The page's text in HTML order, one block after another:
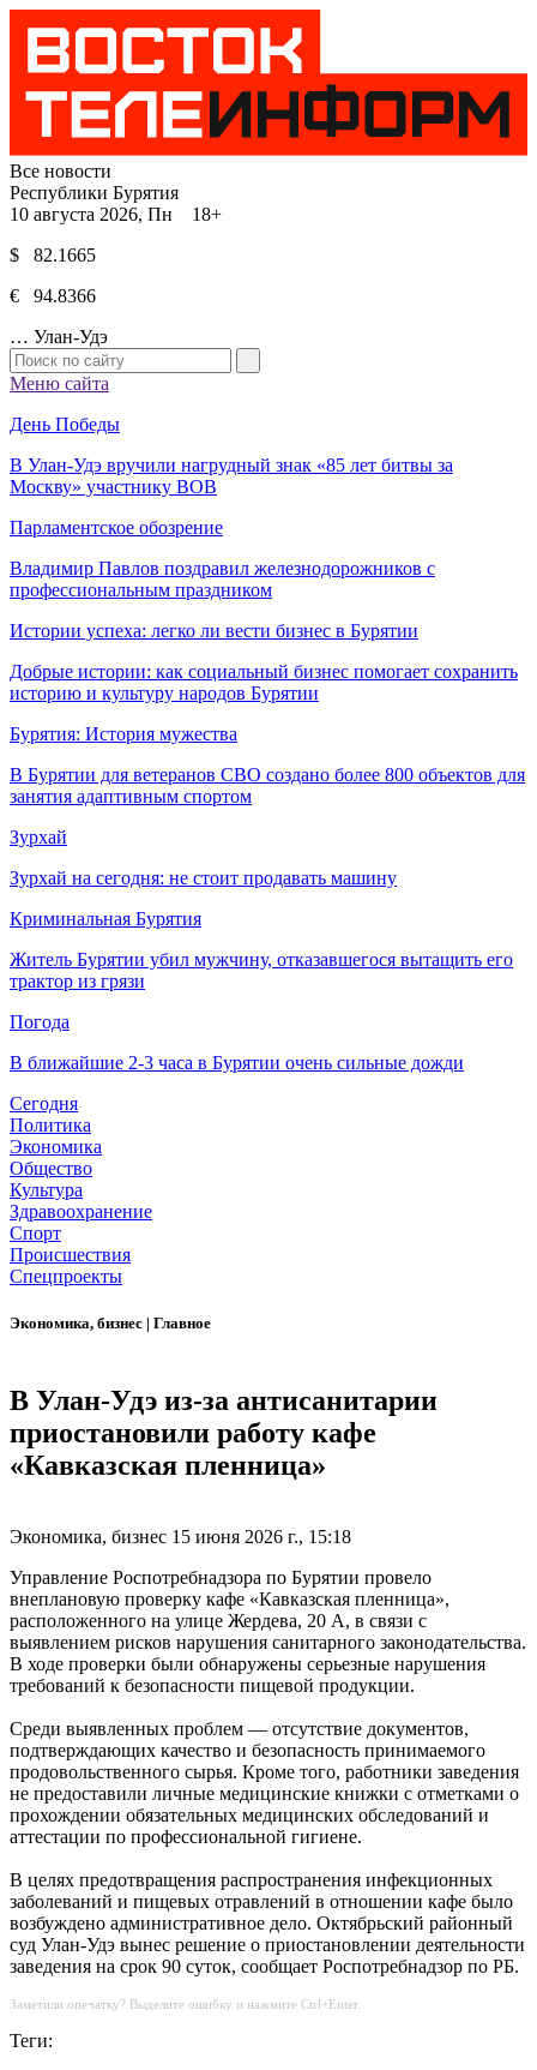
Все новости
Республики Бурятия
10 августа 2026, Пн 18+
$ 82.1665
€ 94.8366
… Улан-Удэ
Меню сайта
День Победы
В Улан-Удэ вручили нагрудный знак «85 лет битвы за
Москву» участнику ВОВ
Парламентское обозрение
Владимир Павлов поздравил железнодорожников с
профессиональным праздником
Истории успеха: легко ли вести бизнес в Бурятии
Добрые истории: как социальный бизнес помогает сохранить
историю и культуру народов Бурятии
Бурятия: История мужества
В Бурятии для ветеранов СВО создано более 800 объектов для
занятия адаптивным спортом
Зурхай
Зурхай на сегодня: не стоит продавать машину
Криминальная Бурятия
Житель Бурятии убил мужчину, отказавшегося вытащить его
трактор из грязи
Погода
В ближайшие 2-3 часа в Бурятии очень сильные дожди
Сегодня
Политика
Экономика
Общество
Культура
Здравоохранение
Спорт
Происшествия
Спецпроекты
Экономика, бизнес | Главное
В Улан-Удэ из-за антисанитарии
приостановили работу кафе
«Кавказская пленница»
Экономика, бизнес 15 июня 2026 г., 15:18
Управление Роспотребнадзора по Бурятии провело
внеплановую проверку кафе «Кавказская пленница»,
расположенного на улице Жердева, 20 А, в связи с
выявлением рисков нарушения санитарного законодательства.
В ходе проверки были обнаружены серьезные нарушения
требований к безопасности пищевой продукции.
Среди выявленных проблем — отсутствие документов,
подтверждающих качество и безопасность принимаемого
продовольственного сырья. Кроме того, работники заведения
не предоставили личные медицинские книжки с отметками о
прохождении обязательных медицинских обследований и
аттестации по профессиональной гигиене.
В целях предотвращения распространения инфекционных
заболеваний и пищевых отравлений в отношении кафе было
возбуждено административное дело. Октябрьский районный
суд Улан-Удэ вынес решение о приостановлении деятельности
заведения на срок 90 суток, сообщает Роспотребнадзор по РБ.
Заметили опечатку? Выделите ошибку и нажмите Ctrl+Enter.
Теги: